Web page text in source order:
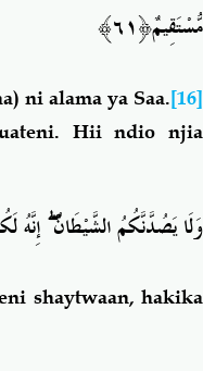
مُّسْتَقِيمٌ﴿٦١﴾
ni alama ya Saa.[16]
Hii ndio njia
وَلَا يَصُدَّنَّكُمُ الشَّيْطَانُۖإِنَّهُ
shaytwaan, hakika